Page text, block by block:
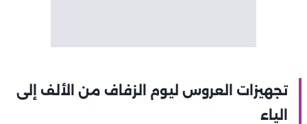
تجهيزات العروس ليوم الزفاف من الألف إلى
الياء